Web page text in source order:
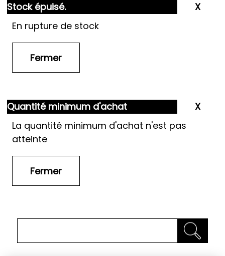
Stock épuisé.
En rupture de stock
Quantité minimum d'achat
La quantité minimum d'achat n'est pas
atteinte